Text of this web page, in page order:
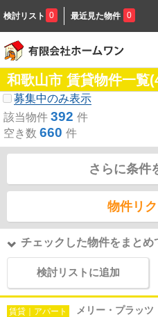
検討リスト 0 最近見た物件 0
和歌山市 賃貸物件一覧
募集中のみ表示
該当物件 392 件
空き数 660 件
さらに条件
物件リ
チェックした物件をまとめ
検討リストに追加
賃貸｜アパート メリー・プラッ